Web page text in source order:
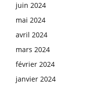
juin 2024
mai 2024
avril 2024
mars 2024
février 2024
janvier 2024